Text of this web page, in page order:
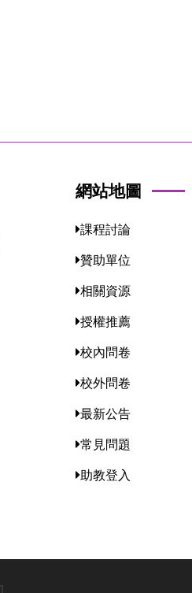
網站地圖
課程討論
贊助單位
相關資源
授權推薦
校內問卷
校外問卷
最新公告
常見問題
助教登入